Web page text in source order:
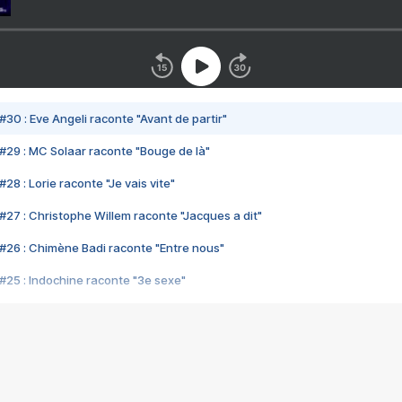
#30 : Eve Angeli raconte "Avant de partir"
#29 : MC Solaar raconte "Bouge de là"
#28 : Lorie raconte "Je vais vite"
#27 : Christophe Willem raconte "Jacques a dit"
#26 : Chimène Badi raconte "Entre nous"
#25 : Indochine raconte "3e sexe"